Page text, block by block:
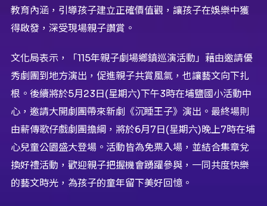
教育內涵，引導孩子建立正確價值觀，讓孩子在娛樂中獲
得啟發，深受現場親子讚賞。
文化局表示，「115年親子劇場鄉鎮巡演活動」藉由邀請優
秀劇團到地方演出，促進親子共賞風氣，也讓藝文向下扎
根。後續將於5月23日(星期六)下午3時在埔鹽國小活動中
心，邀請大開劇團帶來新劇《沉睡王子》演出。最終場則
由薪傳歌仔戲劇團擔綱，將於6月7日(星期六)晚上7時在埔
心兒童公園盛大登場。活動皆為免票入場，並結合集章兌
換好禮活動，歡迎親子把握機會踴躍參與，一同共度快樂
的藝文時光，為孩子的童年留下美好回憶。